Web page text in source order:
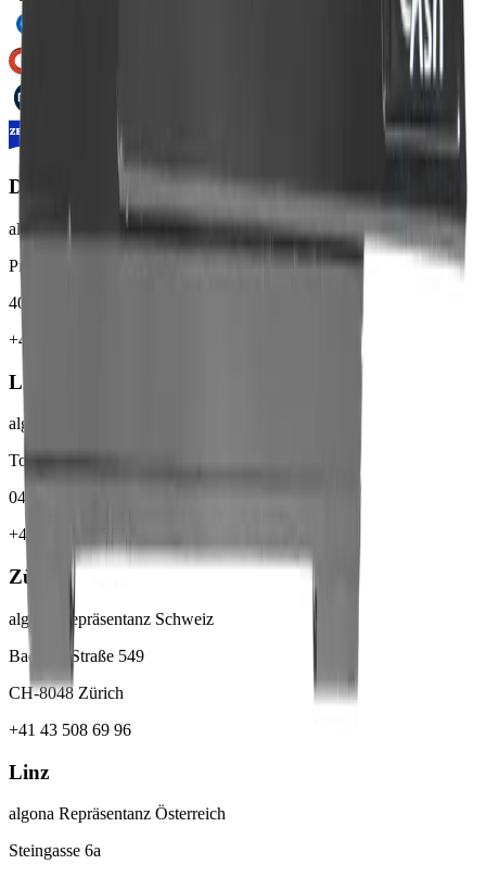
Düsseldorf
algona Sales-Office Düsseldorf
Prinzenallee 7
40549 Düsseldorf
+49 211 976 342 83
Leipzig
algona Sales-Office Leipzig
Torgauer Straße 231-233
04347 Leipzig
+49 341 978 561 63
Zürich
algona Repräsentanz Schweiz
Badener Straße 549
CH-8048 Zürich
+41 43 508 69 96
Linz
algona Repräsentanz Österreich
Steingasse 6a